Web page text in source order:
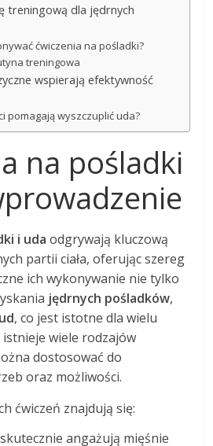
treningową dla jędrnych
ćwiczenia na pośladki?
treningowa
wspierają efektywność
pomagają wyszczuplić uda?
na pośladki
i uda odgrywają kluczową
partii ciała, oferując szereg
ich wykonywanie nie tylko
jędrnych pośladków,
, co jest istotne dla wielu
istnieje wiele rodzajów
dostosować do
oraz możliwości.
ćwiczeń znajdują się:
angażują mięśnie